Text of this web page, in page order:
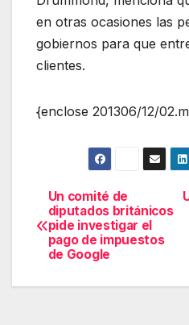
en otras ocasiones las
gobiernos para que
clientes.
{enclose 201306/12/
Navegación
de
entradas
Un comité de
diputados británicos
pide investigar el
pago de impuestos
de Google